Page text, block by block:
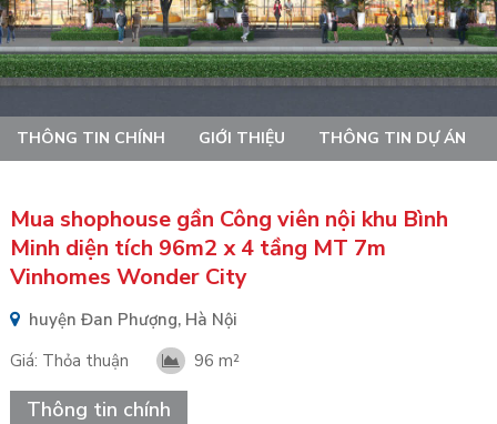
THÔNG TIN CHÍNH GIỚI THIỆU THÔNG TIN DỰ ÁN
Mua shophouse gần Công viên nội khu Bình
Minh diện tích 96m2 x 4 tầng MT 7m
Vinhomes Wonder City
huyện Đan Phượng, Hà Nội
Giá: Thỏa thuận 96 m²
Thông tin chính